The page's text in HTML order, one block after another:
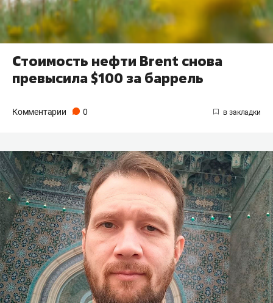
Стоимость нефти Brent снова
превысила $100 за баррель
Комментарии 0